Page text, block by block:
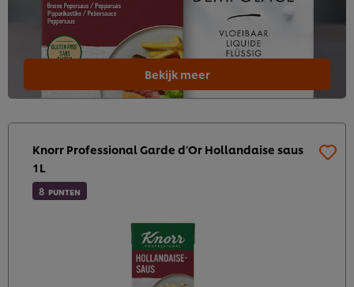
Bekijk meer
Knorr Professional Garde d'Or Hollandaise saus
1L
8 PUNTEN